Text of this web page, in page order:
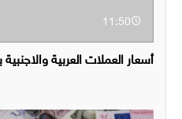
11:50
أسعار العملات العربية